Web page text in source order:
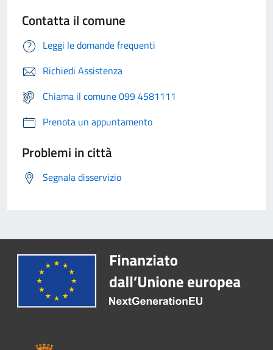
Contatta il comune
Leggi le domande frequenti
Richiedi Assistenza
Chiama il comune 099 4581111
Prenota un appuntamento
Problemi in città
Segnala disservizio